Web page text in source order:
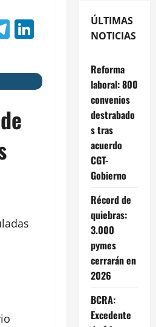
Telegram
LinkedInÚLTIMAS
NOTICIAS
Reforma
laboral: 800
convenios
destrabado
s tras
acuerdo
CGT-
Gobierno
Récord de
quiebras:
3.000
pymes
cerrarán en
2026
BCRA:
Excedente